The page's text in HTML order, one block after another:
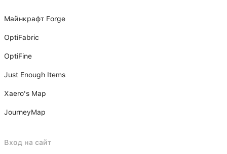
Майнкрафт Forge
OptiFabric
OptiFine
Just Enough Items
Xаero's Mаp
JourneyMap
Вход на сайт